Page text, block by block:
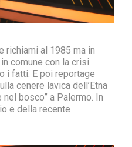
richiami al 1985 ma in
comune con la crisi
i fatti. E poi reportage
cenere lavica dell’Etna
bosco” a Palermo. In
e della recente